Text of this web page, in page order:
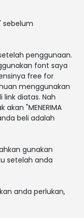
sebelum
penggunaan.
font saya
free for
menggunakan
diatas. Nah
"MENERIMA
beli adalah
gunakan
setelah anda
anda perlukan,